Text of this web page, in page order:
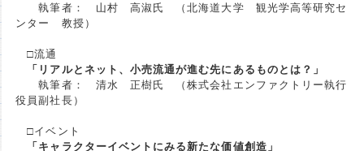
執筆者： 山村 高淑氏 （北海道大学 観光学高等研究セ
ンター 教授）
□流通
「リアルとネット、小売流通が進む先にあるものとは？」
執筆者： 清水 正樹氏 （株式会社エンファクトリー執行
役員副社長）
□イベント
「キャラクターイベントにみる新たな価値創造」